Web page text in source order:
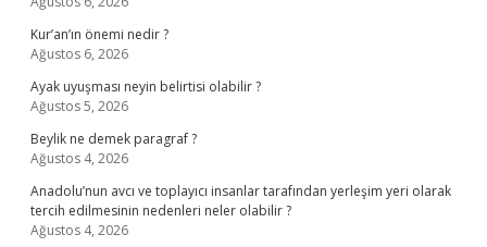
Kur’an’ın önemi nedir ?
Ağustos 6, 2026
Ayak uyuşması neyin belirtisi olabilir ?
Ağustos 5, 2026
Beylik ne demek paragraf ?
Ağustos 4, 2026
Anadolu’nun avcı ve toplayıcı insanlar tarafından yerleşim yeri olarak
tercih edilmesinin nedenleri neler olabilir ?
Ağustos 4, 2026